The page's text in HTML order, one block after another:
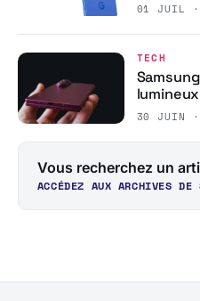
01 JUIL ·
TECH
30 JUIN ·
Vous recherchez un
ACCÉDEZ AUX ARCHIVES